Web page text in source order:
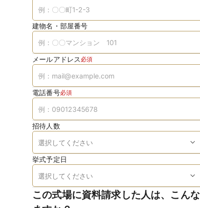
建物名・部屋番号
メールアドレス 必須
電話番号必須
招待人数
挙式予定日
この式場に資料請求した人は、こん